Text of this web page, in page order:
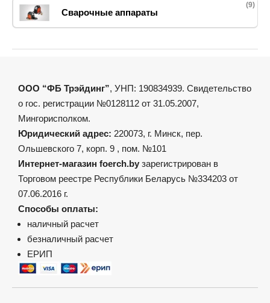
Сварочные аппараты
(9)
ООО “ФБ Трэйдинг”, УНП: 190834939. Свидетельство
о гос. регистрации №0128112 от 31.05.2007,
Мингорисполком.
Юридический адрес: 220073, г. Минск, пер.
Ольшевского 7, корп. 9 , пом. №101
Интернет-магазин foerch.by зарегистрирован в
Торговом реестре Республики Беларусь №334203 от
07.06.2016 г.
Способы оплаты:
наличный расчет
безналичный расчет
ЕРИП